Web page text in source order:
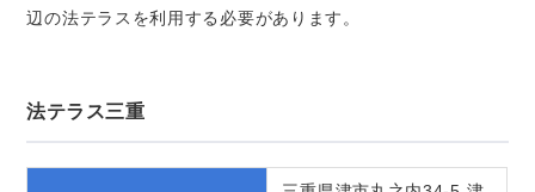
辺の法テラスを利用する必要があります。
法テラス三重